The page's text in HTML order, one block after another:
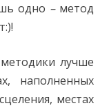
одно –метод
лучше
наполненных
местах